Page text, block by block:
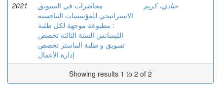
2021
محاضرات في التسويق
الاستراتيجي للمؤسسات التنافسية
: مطبوعة موجهة لكل طلبة
الليسانس السنة الثالثة تخصص
تسويق و طلبة الماستر تخصص
إدارة الأعمال
جنادي، كريم
Showing results 1 to 2 of 2